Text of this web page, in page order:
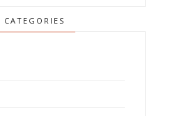
CATEGORIES